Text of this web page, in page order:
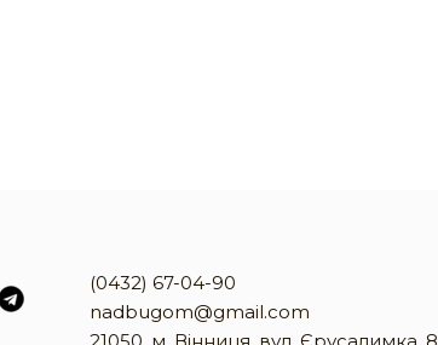
(0432) 67-04-90
nadbugom@gmail.com